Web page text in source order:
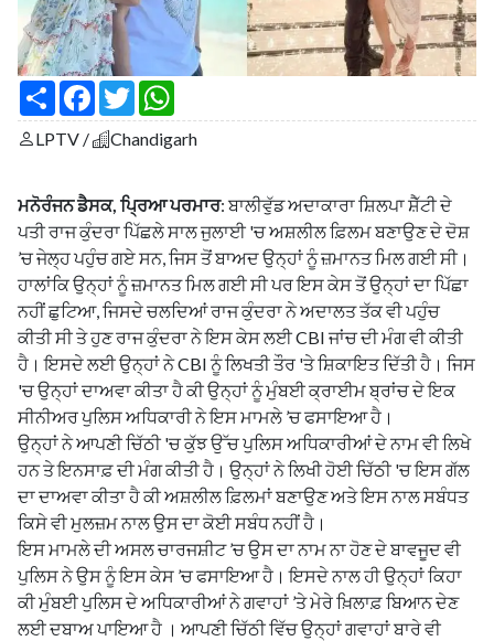
S
a
r
F
c
e
o
k
T
w
i
t
r
a
t
p
p
LPTV / Chandigarh
ਮਨੋਰੰਜਨ ਡੈਸਕ, ਪ੍ਰਿਆ ਪਰਮਾਰ: ਬਾਲੀਵੁੱਡ ਅਦਾਕਾਰਾ ਸ਼ਿਲਪਾ ਸ਼ੈੱਟੀ ਦੇ
ਪਤੀ ਰਾਜ ਕੁੰਦਰਾ ਪਿੱਛਲੇ ਸਾਲ ਜੁਲਾਈ 'ਚ ਅਸ਼ਲੀਲ ਫ਼ਿਲਮ ਬਣਾਉਣ ਦੇ ਦੋਸ਼
’ਚ ਜੇਲ੍ਹ ਪਹੁੰਚ ਗਏ ਸਨ, ਜਿਸ ਤੋਂ ਬਾਅਦ ਉਨ੍ਹਾਂ ਨੂੰ ਜ਼ਮਾਨਤ ਮਿਲ ਗਈ ਸੀ।
ਹਾਲਾਂਕਿ ਉਨ੍ਹਾਂ ਨੂੰ ਜ਼ਮਾਨਤ ਮਿਲ ਗਈ ਸੀ ਪਰ ਇਸ ਕੇਸ ਤੋਂ ਉਨ੍ਹਾਂ ਦਾ ਪਿੱਛਾ
ਨਹੀਂ ਛੁਟਿਆ, ਜਿਸਦੇ ਚਲਦਿਆਂ ਰਾਜ ਕੁੰਦਰਾ ਨੇ ਅਦਾਲਤ ਤੱਕ ਵੀ ਪਹੁੰਚ
ਕੀਤੀ ਸੀ ਤੇ ਹੁਣ ਰਾਜ ਕੁੰਦਰਾ ਨੇ ਇਸ ਕੇਸ ਲਈ CBI ਜਾਂਚ ਦੀ ਮੰਗ ਵੀ ਕੀਤੀ
ਹੈ। ਇਸਦੇ ਲਈ ਉਨ੍ਹਾਂ ਨੇ CBI ਨੂੰ ਲਿਖਤੀ ਤੌਰ 'ਤੇ ਸ਼ਿਕਾਇਤ ਦਿੱਤੀ ਹੈ। ਜਿਸ
'ਚ ਉਨ੍ਹਾਂ ਦਾਅਵਾ ਕੀਤਾ ਹੈ ਕੀ ਉਨ੍ਹਾਂ ਨੂੰ ਮੁੰਬਈ ਕ੍ਰਾਈਮ ਬ੍ਰਾਂਚ ਦੇ ਇਕ
ਸੀਨੀਅਰ ਪੁਲਿਸ ਅਧਿਕਾਰੀ ਨੇ ਇਸ ਮਾਮਲੇ ’ਚ ਫਸਾਇਆ ਹੈ।
ਉਨ੍ਹਾਂ ਨੇ ਆਪਣੀ ਚਿੱਠੀ 'ਚ ਕੁੱਝ ਉੱਚ ਪੁਲਿਸ ਅਧਿਕਾਰੀਆਂ ਦੇ ਨਾਮ ਵੀ ਲਿਖੇ
ਹਨ ਤੇ ਇਨਸਾਫ਼ ਦੀ ਮੰਗ ਕੀਤੀ ਹੈ। ਉਨ੍ਹਾਂ ਨੇ ਲਿਖੀ ਹੋਈ ਚਿੱਠੀ 'ਚ ਇਸ ਗੱਲ
ਦਾ ਦਾਅਵਾ ਕੀਤਾ ਹੈ ਕੀ ਅਸ਼ਲੀਲ ਫ਼ਿਲਮਾਂ ਬਣਾਉਣ ਅਤੇ ਇਸ ਨਾਲ ਸਬੰਧਤ
ਕਿਸੇ ਵੀ ਮੁਲਜ਼ਮ ਨਾਲ ਉਸ ਦਾ ਕੋਈ ਸਬੰਧ ਨਹੀਂ ਹੈ।
ਇਸ ਮਾਮਲੇ ਦੀ ਅਸਲ ਚਾਰਜਸ਼ੀਟ ’ਚ ਉਸ ਦਾ ਨਾਮ ਨਾ ਹੋਣ ਦੇ ਬਾਵਜੂਦ ਵੀ
ਪੁਲਿਸ ਨੇ ਉਸ ਨੂੰ ਇਸ ਕੇਸ ’ਚ ਫਸਾਇਆ ਹੈ। ਇਸਦੇ ਨਾਲ ਹੀ ਉਨ੍ਹਾਂ ਕਿਹਾ
ਕੀ ਮੁੰਬਈ ਪੁਲਿਸ ਦੇ ਅਧਿਕਾਰੀਆਂ ਨੇ ਗਵਾਹਾਂ ’ਤੇ ਮੇਰੇ ਖ਼ਿਲਾਫ਼ ਬਿਆਨ ਦੇਣ
ਲਈ ਦਬਾਅ ਪਾਇਆ ਹੈ । ਆਪਣੀ ਚਿੱਠੀ ਵਿੱਚ ਉਨ੍ਹਾਂ ਗਵਾਹਾਂ ਬਾਰੇ ਵੀ